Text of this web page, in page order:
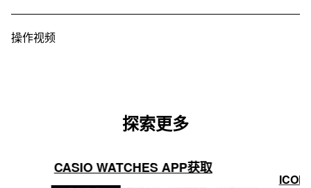
操作视频
探索更多
CASIO WATCHES APP获取